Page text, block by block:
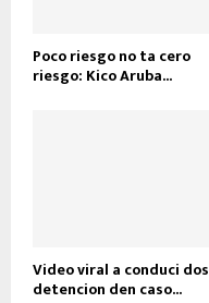
Poco riesgo no ta cero
riesgo: Kico Aruba...
Video viral a conduci dos
detencion den caso...